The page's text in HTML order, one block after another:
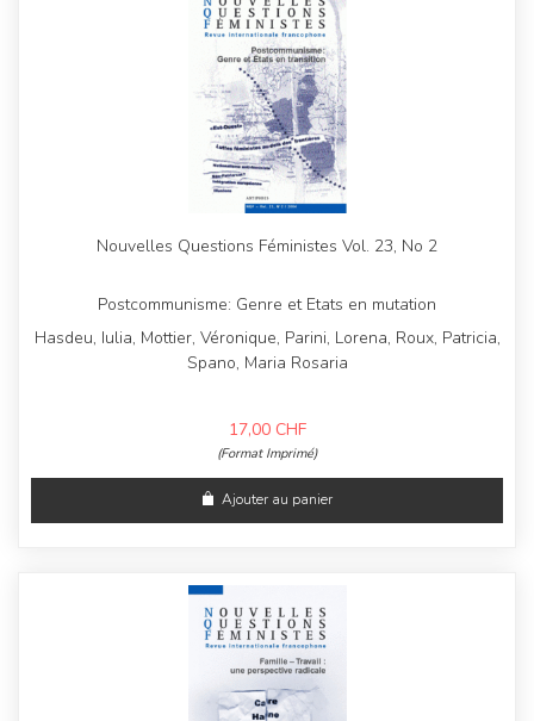
Nouvelles Questions Féministes Vol. 23, No 2
Postcommunisme: Genre et Etats en mutation
Hasdeu, Iulia, Mottier, Véronique, Parini, Lorena, Roux, Patricia,
Spano, Maria Rosaria
17,00 CHF
(Format Imprimé)
Ajouter au panier